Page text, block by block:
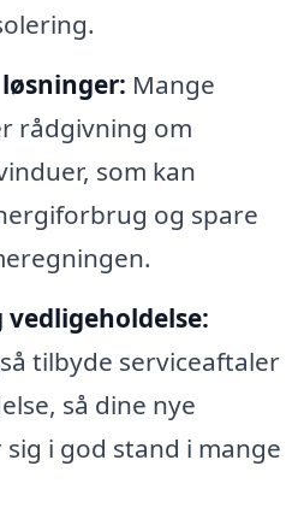
Mange
rådgivning om
som kan
og spare
tilbyde serviceaftaler
så dine nye
i god stand i mange